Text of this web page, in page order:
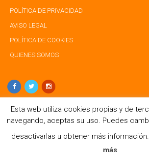
POLÍTICA DE PRIVACIDAD
AVISO LEGAL
POLÍTICA DE COOKIES
QUIENES SOMOS
Esta web utiliza cookies propias y de
navegando, aceptas su uso. Puedes
desactivarlas u obtener más información.
más